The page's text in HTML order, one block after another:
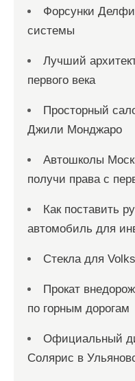
Форсунки
системы
Лучший
первого века
Просторный
Джили Монджаро
Автошколы
получи права с
Как поставить
автомобиль для
Стекла для
Прокат
по горным дорогам
Официальный
Солярис в